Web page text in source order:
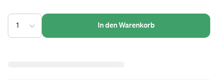
1 In den Warenkorb